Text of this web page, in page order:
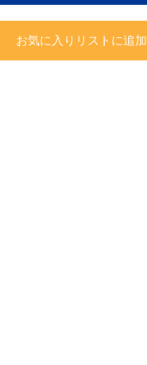
お気に入りリストに追加